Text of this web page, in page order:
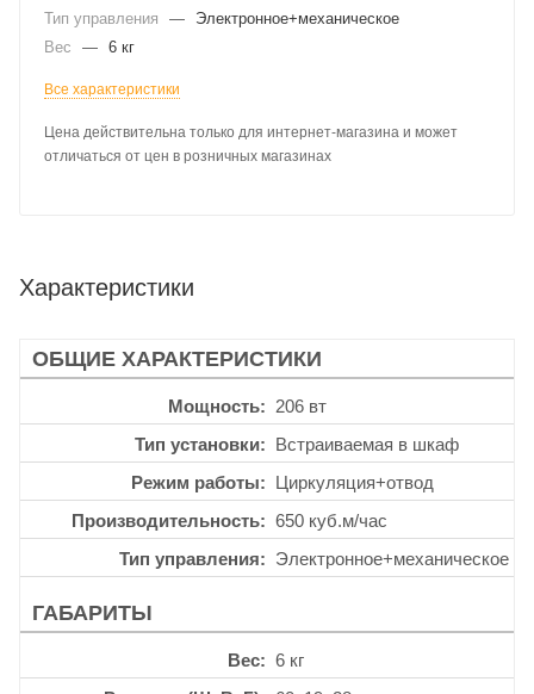
Тип управления
—
Электронное+механическое
Вес
— 6 кг
Все характеристики
Цена действительна только для интернет-магазина и может
отличаться от цен в розничных магазинах
Характеристики
ОБЩИЕ ХАРАКТЕРИСТИКИ
Мощность
206 вт
Тип установки
Встраиваемая в шкаф
Режим работы
Циркуляция+отвод
Производительность
650 куб.м/час
Тип управления
Электронное+механическое
ГАБАРИТЫ
Вес
6 кг